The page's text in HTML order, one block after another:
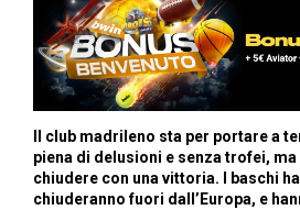
Il club madrileno sta per portare a
piena di delusioni e senza trofei, ma
chiudere con una vittoria. I baschi
chiuderanno fuori dall’Europa, e